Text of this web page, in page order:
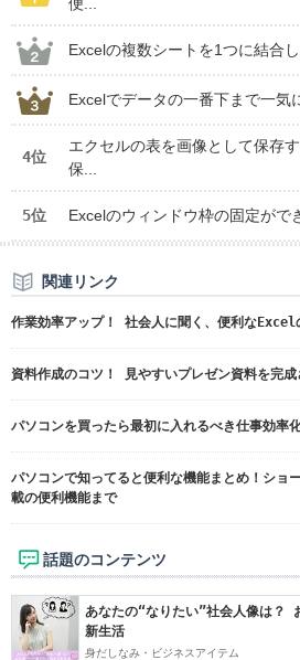
Excelの複数シートを1つに結合
Excelでデータの一番下まで一気
4位
エクセルの表を画像として保存
保...
5位 Excelのウィンドウ枠の固定が
関連リンク
作業効率アップ！ 社会人に聞く、便利なExcel
資料作成のコツ！ 見やすいプレゼン資料を完成
パソコンを買ったら最初に入れるべき仕事効率
パソコンで知ってると便利な機能まとめ！ショ
載の便利機能まで
話題のコンテンツ
あなたの“なりたい”社会人像は？
新生活
身だしなみ・ビジネスアイテム